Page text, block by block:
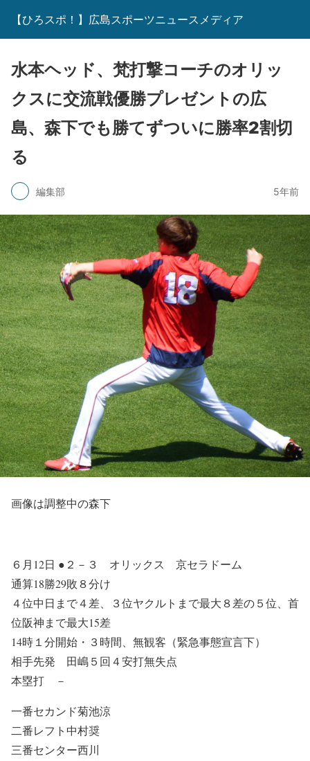
【ひろスポ！】広島スポーツニュースメディア
水本ヘッド、梵打撃コーチのオリッ
クスに交流戦優勝プレゼントの広
島、森下でも勝てずついに勝率2割切
る
編集部 5年前
画像は調整中の森下
６月12日 ●２－３ オリックス 京セラドーム
通算18勝29敗８分け
４位中日まで４差、３位ヤクルトまで最大８差の５位、首
位阪神まで最大15差
14時１分開始・３時間、無観客（緊急事態宣言下）
相手先発 田嶋５回４安打無失点
本塁打 －
一番セカンド菊池涼
二番レフト中村奨
三番センター西川